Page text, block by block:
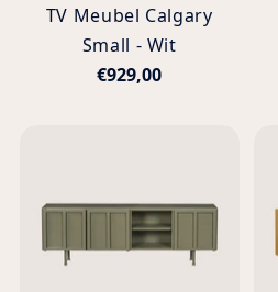
TV Meubel Calgary
Small - Wit
€929,00